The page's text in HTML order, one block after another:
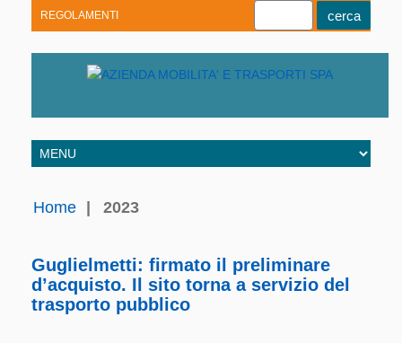
REGOLAMENTI
Home 2023
Guglielmetti: firmato il preliminare
d’acquisto. Il sito torna a servizio del
trasporto pubblico